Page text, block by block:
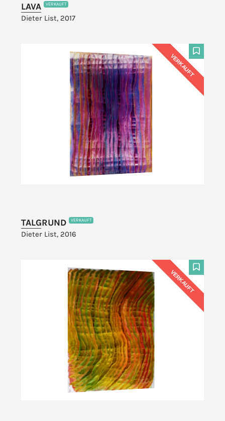
LAVA VERKAUFT
Dieter List, 2017
F
VERKAUFT
TALGRUND VERKAUFT
Dieter List, 2016
F
VERKAUFT